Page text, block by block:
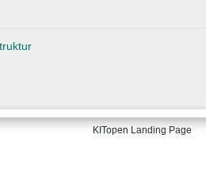
KITopen Landing Page